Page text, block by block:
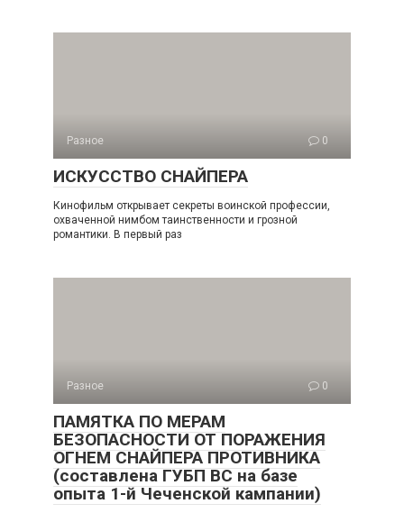
Разное 0
ИСКУССТВО СНАЙПЕРА
Кинофильм открывает секреты воинской профессии,
охваченной нимбом таинственности и грозной
романтики. В первый раз
Разное 0
ПАМЯТКА ПО МЕРАМ
БЕЗОПАСНОСТИ ОТ ПОРАЖЕНИЯ
ОГНЕМ СНАЙПЕРА ПРОТИВНИКА
(составлена ГУБП ВС на базе
опыта 1-й Чеченской кампании)